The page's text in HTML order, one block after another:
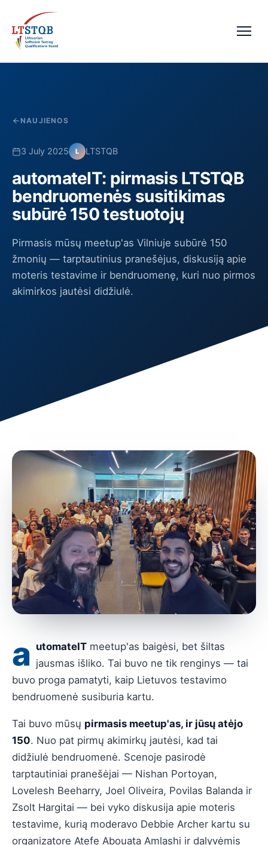
NAUJIENOS
3 July 2025 L LTSTQB
automateIT: pirmasis LTSTQB
bendruomenės susitikimas
subūrė 150 testuotojų
Pirmasis mūsų meetup'as Vilniuje subūrė 150
žmonių — tarptautinius pranešėjus, diskusiją apie
moteris testavime ir bendruomenę, kuri nuo pirmos
akimirkos jautėsi didžiulė.
a utomateITmeetup'as baigėsi, bet šiltas
jausmas išliko. Tai buvo ne tik renginys — tai
buvo proga pamatyti, kaip Lietuvos testavimo
bendruomenė susiburia kartu.
Tai buvo mūsų pirmasis meetup'as, ir jūsų atėjo
150. Nuo pat pirmų akimirkų jautėsi, kad tai
didžiulė bendruomenė. Scenoje pasirodė
tarptautiniai pranešėjai — Nishan Portoyan,
Lovelesh Beeharry, Joel Oliveira, Povilas Balanda ir
Zsolt Hargitai — bei vyko diskusija apie moteris
testavime, kurią moderavo Debbie Archer kartu su
organizatore Atefe Abouata Amlashi ir dalyvėmis